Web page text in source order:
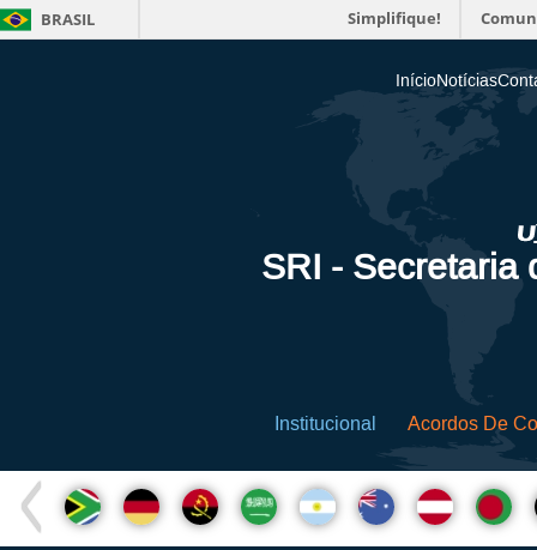
BRASIL Simplifique!
InícioNotícias
SRI - Secretaria
Institucional Acordos De